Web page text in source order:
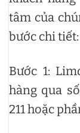
tâm của
bước chi tiết:
Bước 1:
hàng qua
211 hoặc